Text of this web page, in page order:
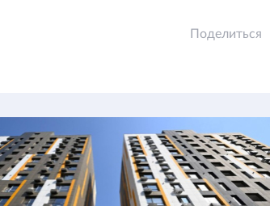
Поделиться